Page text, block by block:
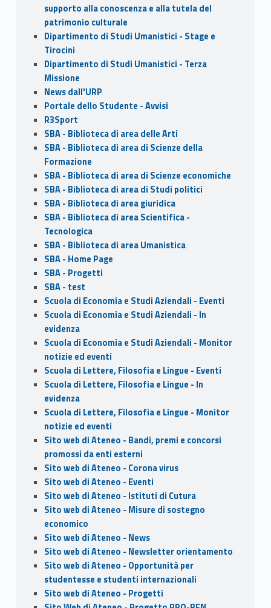
supporto alla conoscenza e alla tutela del
patrimonio culturale
Dipartimento di Studi Umanistici - Stage e
Tirocini
Dipartimento di Studi Umanistici - Terza
Missione
News dall'URP
Portale dello Studente - Avvisi
R3Sport
SBA - Biblioteca di area delle Arti
SBA - Biblioteca di area di Scienze della
Formazione
SBA - Biblioteca di area di Scienze economiche
SBA - Biblioteca di area di Studi politici
SBA - Biblioteca di area giuridica
SBA - Biblioteca di area Scientifica -
Tecnologica
SBA - Biblioteca di area Umanistica
SBA - Home Page
SBA - Progetti
SBA - test
Scuola di Economia e Studi Aziendali - Eventi
Scuola di Economia e Studi Aziendali - In
evidenza
Scuola di Economia e Studi Aziendali - Monitor
notizie ed eventi
Scuola di Lettere, Filosofia e Lingue - Eventi
Scuola di Lettere, Filosofia e Lingue - In
evidenza
Scuola di Lettere, Filosofia e Lingue - Monitor
notizie ed eventi
Sito web di Ateneo - Bandi, premi e concorsi
promossi da enti esterni
Sito web di Ateneo - Corona virus
Sito web di Ateneo - Eventi
Sito web di Ateneo - Istituti di Cutura
Sito web di Ateneo - Misure di sostegno
economico
Sito web di Ateneo - News
Sito web di Ateneo - Newsletter orientamento
Sito web di Ateneo - Opportunità per
studentesse e studenti internazionali
Sito web di Ateneo - Progetti